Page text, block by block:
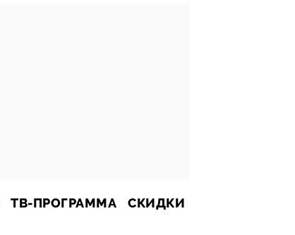
ТВ-ПРОГРАММА СКИДКИ